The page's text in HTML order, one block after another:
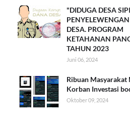
"DIDUGA DESA
DESA. PROGRAM
KETAHANAN
TAHUN 2023
Juni 06, 2024
Ribuan Masyarakat
Korban Investasi
Oktober 09, 2024